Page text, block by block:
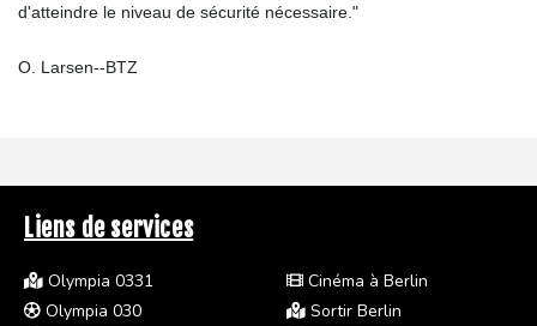
d'atteindre le niveau de sécurité nécessaire."
O. Larsen--BTZ
Liens de services
Olympia 0331
Olympia 030
Cinéma à Berlin
Sortir Berlin